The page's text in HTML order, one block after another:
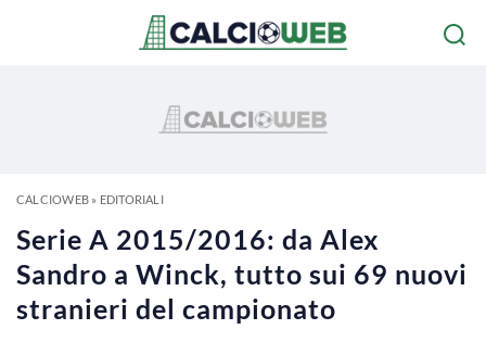
CALCIOWEB» EDITORIALI
Serie A 2015/2016: da Alex
Sandro a Winck, tutto sui 69 nuovi
stranieri del campionato